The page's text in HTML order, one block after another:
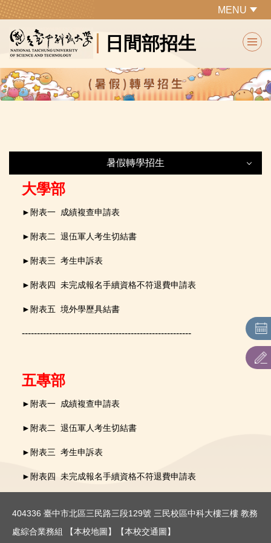
跳
主
要
內
容
區
日間部招生
MENU
暑假轉學招生
暑假轉學招生
最新公告
▶網路作業系統
招生系(科)別名額
招生簡章
大學部
► 附表一 成績複查申請表
► 附表二退伍軍人考生切結書
► 附表三 考生申訴表
► 附表四 未完成報名手續資格不符退費申請表
► 附表五 境外學歷具結書
--------------------------------------------------------
五專部
► 附表一 成績複查申請表
► 附表二退伍軍人考生切結書
► 附表三 考生申訴表
► 附表四 未完成報名手續資格不符退費申請表
404336 臺中市北區三民路三段129號 三民校區中科大樓三樓 教務
處綜合業務組
【本校地圖】 【本校交通圖】